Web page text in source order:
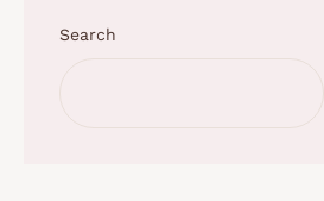
Search